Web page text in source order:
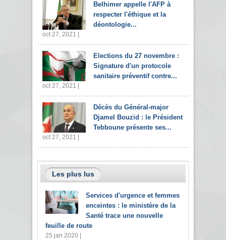
Belhimer appelle l'AFP à
respecter l'éthique et la
déontologie...
oct 27, 2021 |
Elections du 27 novembre :
Signature d'un protocole
sanitaire préventif contre...
oct 27, 2021 |
Décès du Général-major
Djamel Bouzid : le Président
Tebboune présente ses...
oct 27, 2021 |
Les plus lus
Services d'urgence et femmes
enceintes : le ministère de la
Santé trace une nouvelle
feuille de route
25 jan 2020 |